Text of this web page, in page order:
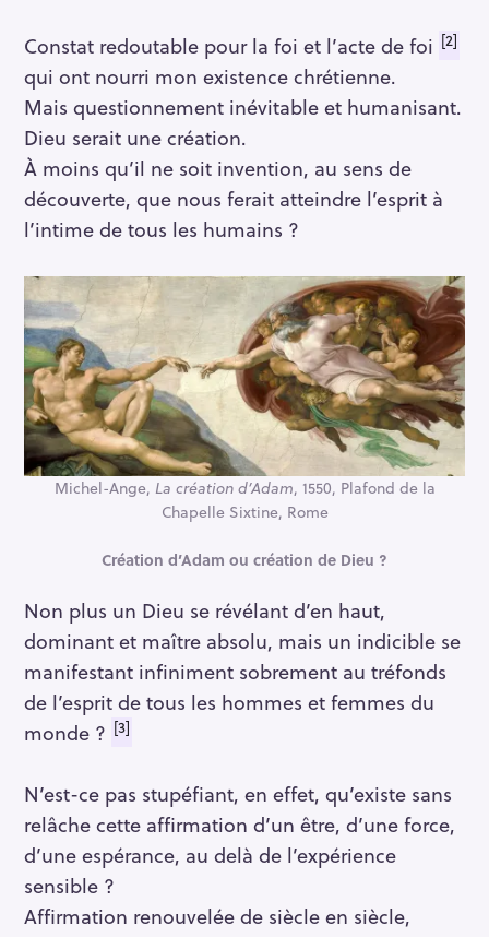
Constat redoutable pour la foi et l’acte de foi [2]
qui ont nourri mon existence chrétienne.
Mais questionnement inévitable et humanisant.
Dieu serait une création.
À moins qu’il ne soit invention, au sens de
découverte, que nous ferait atteindre l’esprit à
l’intime de tous les humains ?
Michel-Ange, La création d’Adam, 1550, Plafond de la
Chapelle Sixtine, Rome
Création d’Adam ou création de Dieu ?
Non plus un Dieu se révélant d’en haut,
dominant et maître absolu, mais un indicible se
manifestant infiniment sobrement au tréfonds
de l’esprit de tous les hommes et femmes du
monde ? [3]
N’est-ce pas stupéfiant, en effet, qu’existe sans
relâche cette affirmation d’un être, d’une force,
d’une espérance, au delà de l’expérience
sensible ?
Affirmation renouvelée de siècle en siècle,